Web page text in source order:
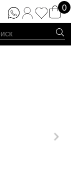
0